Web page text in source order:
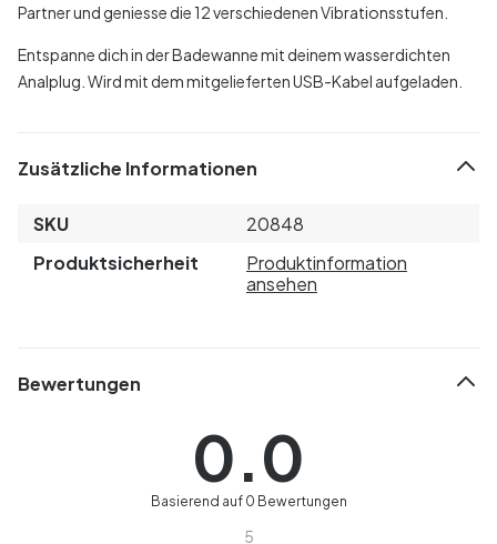
Partner und geniesse die 12 verschiedenen Vibrationsstufen.
Entspanne dich in der Badewanne mit deinem wasserdichten
Analplug. Wird mit dem mitgelieferten USB-Kabel aufgeladen.
Zusätzliche Informationen
SKU
20848
Produktsicherheit
Produktinformation
ansehen
Bewertungen
0.0
Basierend auf 0 Bewertungen
5